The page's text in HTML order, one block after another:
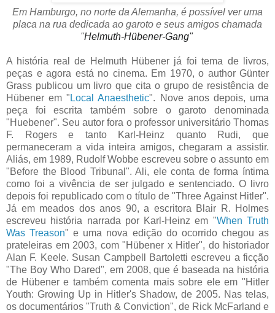
Em Hamburgo, no norte da Alemanha, é possível ver uma
placa na rua dedicada ao garoto e seus amigos chamada
"Helmuth-Hübener-Gang"
A história real de Helmuth Hübener já foi tema de livros,
peças e agora está no cinema. Em 1970, o author Günter
Grass publicou um livro que cita o grupo de resistência de
Hübener em "Local Anaesthetic". Nove anos depois, uma
peça foi escrita também sobre o garoto denominada
"Huebener". Seu autor fora o professor universitário Thomas
F. Rogers e tanto Karl-Heinz quanto Rudi, que
permaneceram a vida inteira amigos, chegaram a assistir.
Aliás, em 1989, Rudolf Wobbe escreveu sobre o assunto em
"Before the Blood Tribunal". Ali, ele conta de forma íntima
como foi a vivência de ser julgado e sentenciado. O livro
depois foi republicado com o título de "Three Against Hitler".
Já em meados dos anos 90, a escritora Blair R. Holmes
escreveu história narrada por Karl-Heinz em "When Truth
Was Treason" e uma nova edição do ocorrido chegou as
prateleiras em 2003, com "Hübener x Hitler", do historiador
Alan F. Keele. Susan Campbell Bartoletti escreveu a ficção
"The Boy Who Dared", em 2008, que é baseada na história
de Hübener e também comenta mais sobre ele em "Hitler
Youth: Growing Up in Hitler's Shadow, de 2005. Nas telas,
os documentários "Truth & Conviction", de Rick McFarland e